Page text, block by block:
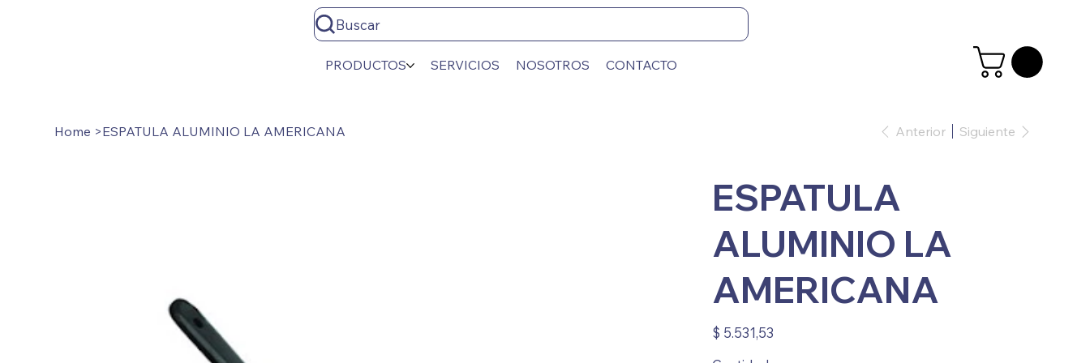
Buscar
PRODUCTOS SERVICIOS NOSOTROS CONTACTO
Home >ESPATULA ALUMINIO LA AMERICANA Anterior Siguiente
ESPATULA
ALUMINIO LA
AMERICANA
Precio
$ 5.531,53